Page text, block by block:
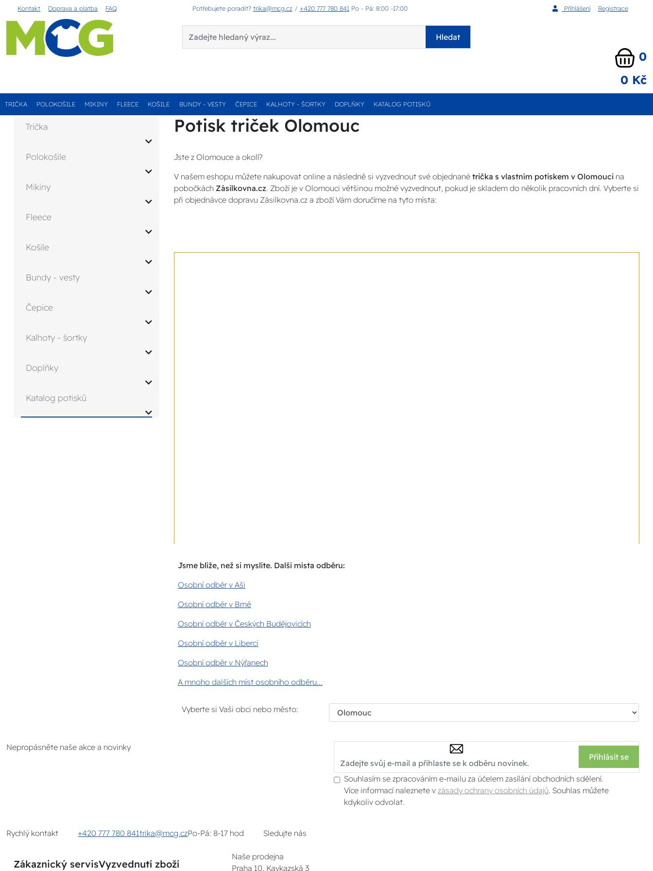
Kontakt Doprava a platba FAQ Potřebujete poradit? trika@mcg.cz / +420 777 780 841 Po - Pá: 8:00 -17:00 Přihlášení Registrace
Hledat
0
0 Kč
TRIČKA POLOKOŠILE MIKINY FLEECE KOŠILE BUNDY - VESTY ČEPICE KALHOTY - ŠORTKY DOPLŇKY KATALOG POTISKŮ
Trička
Polokošile
Mikiny
Fleece
Košile
Bundy - vesty
Čepice
Kalhoty - šortky
Doplňky
Katalog potisků
Potisk triček Olomouc
Jste z Olomouce a okolí?
V našem eshopu můžete nakupovat online a následně si vyzvednout své objednanétrička s vlastním potiskem v Olomoucina
pobočkách Zásilkovna.cz. Zboží je v Olomouci většinou možné vyzvednout, pokud je skladem do několik pracovních dní. Vyberte si
při objednávce dopravu Zásilkovna.cz a zboží Vám doručíme na tyto místa:
Jsme blíže, než si myslíte. Další místa odběru:
Osobní odběr v Aši
Osobní odběr v Brně
Osobní odběr v Českých Budějovicích
Osobní odběr v Liberci
Osobní odběr v Nýřanech
A mnoho dalších míst osobního odběru...
Vyberte si Vaši obci nebo město:
Nepropásněte naše akce a novinky
Přihlásit se
Souhlasím se zpracováním e-mailu za účelem zasílání obchodních sdělení.
Více informací naleznete v zásady ochrany osobních údajů. Souhlas můžete
kdykoliv odvolat.
Rychlý kontakt +420 777 780 841trika@mcg.czPo-Pá: 8-17 hod Sledujte nás
Zákaznický servisVyzvednutí zboží
Naše prodejna
Praha 10, Kavkazská 3